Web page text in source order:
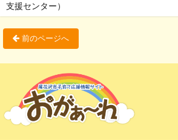
支援センター）
前のページへ